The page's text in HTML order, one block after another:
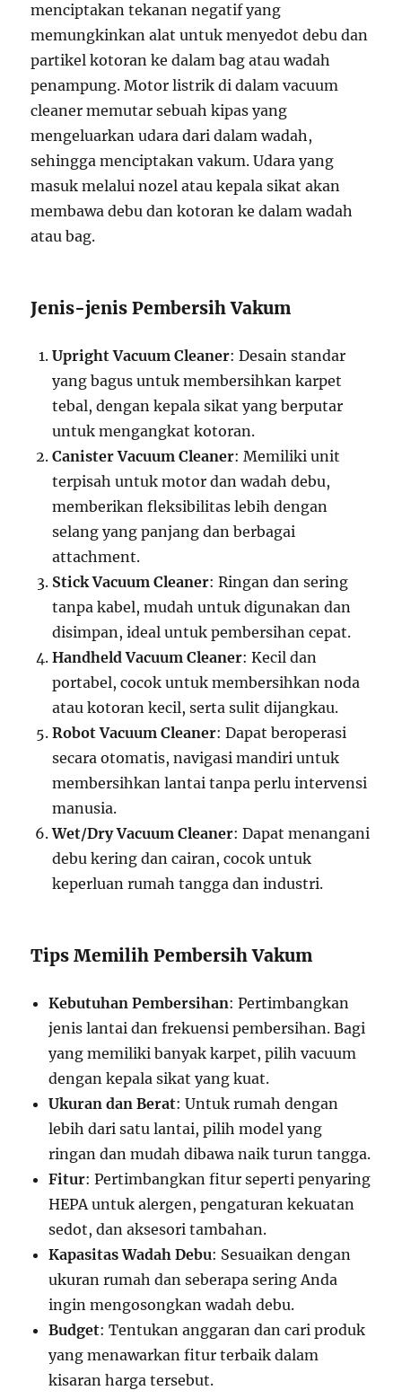
menciptakan tekanan negatif yang
memungkinkan alat untuk menyedot debu dan
partikel kotoran ke dalam bag atau wadah
penampung. Motor listrik di dalam vacuum
cleaner memutar sebuah kipas yang
mengeluarkan udara dari dalam wadah,
sehingga menciptakan vakum. Udara yang
masuk melalui nozel atau kepala sikat akan
membawa debu dan kotoran ke dalam wadah
atau bag.
Jenis-jenis Pembersih Vakum
Upright Vacuum Cleaner: Desain standar
yang bagus untuk membersihkan karpet
tebal, dengan kepala sikat yang berputar
untuk mengangkat kotoran.
Canister Vacuum Cleaner: Memiliki unit
terpisah untuk motor dan wadah debu,
memberikan fleksibilitas lebih dengan
selang yang panjang dan berbagai
attachment.
Stick Vacuum Cleaner: Ringan dan sering
tanpa kabel, mudah untuk digunakan dan
disimpan, ideal untuk pembersihan cepat.
Handheld Vacuum Cleaner: Kecil dan
portabel, cocok untuk membersihkan noda
atau kotoran kecil, serta sulit dijangkau.
Robot Vacuum Cleaner: Dapat beroperasi
secara otomatis, navigasi mandiri untuk
membersihkan lantai tanpa perlu intervensi
manusia.
Wet/Dry Vacuum Cleaner: Dapat menangani
debu kering dan cairan, cocok untuk
keperluan rumah tangga dan industri.
Tips Memilih Pembersih Vakum
Kebutuhan Pembersihan: Pertimbangkan
jenis lantai dan frekuensi pembersihan. Bagi
yang memiliki banyak karpet, pilih vacuum
dengan kepala sikat yang kuat.
Ukuran dan Berat: Untuk rumah dengan
lebih dari satu lantai, pilih model yang
ringan dan mudah dibawa naik turun tangga.
Fitur: Pertimbangkan fitur seperti penyaring
HEPA untuk alergen, pengaturan kekuatan
sedot, dan aksesori tambahan.
Kapasitas Wadah Debu: Sesuaikan dengan
ukuran rumah dan seberapa sering Anda
ingin mengosongkan wadah debu.
Budget: Tentukan anggaran dan cari produk
yang menawarkan fitur terbaik dalam
kisaran harga tersebut.